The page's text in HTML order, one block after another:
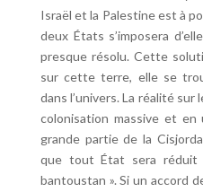
Israël et la Palestine est à
deux États s’imposera
presque résolu. Cette
sur cette terre, elle se
dans l’univers. La réalité
colonisation massive et en
grande partie de la
que tout État sera réduit
bantoustan ». Si un accord